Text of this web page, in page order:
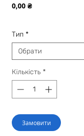
0,00 ₴Ціна
Тип *
Обрати
Кількість *
Замовити